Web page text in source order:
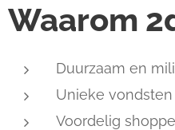
Waarom
Duurzaam en
Unieke vondsten
Voordelig